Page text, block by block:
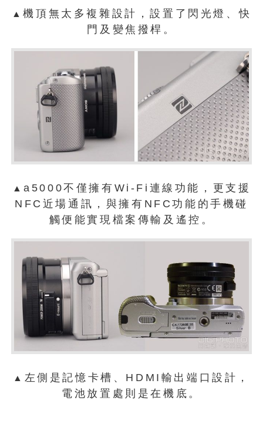
▲機頂無太多複雜設計，設置了閃光燈、快
門及變焦撥桿。
▲a5000不僅擁有Wi-Fi連線功能，更支援
NFC近場通訊，與擁有NFC功能的手機碰
觸便能實現檔案傳輸及遙控。
▲ 左側是記憶卡槽、HDMI輸出端口設計，
電池放置處則是在機底。